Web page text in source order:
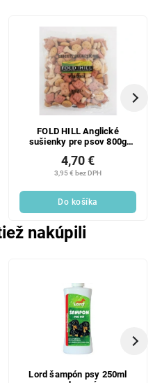
FOLD HILL Anglické
sušienky pre psov 800g
3,95 € bez DPH
4,70 €
Do košíka
nakúpili
Lord šampón psy 250ml